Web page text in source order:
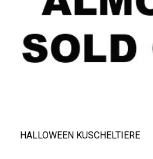
HALLOWEEN KUSCHELTIERE